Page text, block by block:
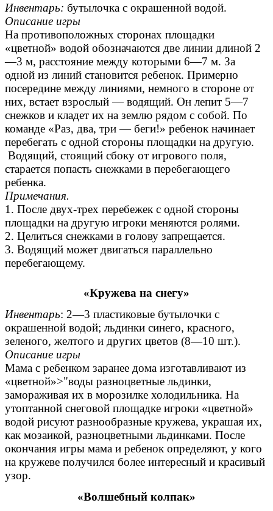
Инвентарь: бутылочка с окрашенной водой.
Описание игры
На противоположных сторонах площадки
«цветной» водой обозначаются две линии длиной 2
—3 м, расстояние между которыми 6—7 м. За
одной из линий становится ребенок. Примерно
посередине между линиями, немного в стороне от
них, встает взрослый — водящий. Он лепит 5—7
снежков и кладет их на землю рядом с собой. По
команде «Раз, два, три — беги!» ребенок начинает
перебегать с одной стороны площадки на другую.
Водящий, стоящий сбоку от игрового поля,
старается попасть снежками в перебегающего
ребенка.
Примечания.
1. После двух-трех перебежек с одной стороны
площадки на другую игроки меняются ролями.
2. Целиться снежками в голову запрещается.
3. Водящий может двигаться параллельно
перебегающему.
«Кружева на снегу»
Инвентарь: 2—3 пластиковые бутылочки с
окрашенной водой; льдинки синего, красного,
зеленого, желтого и других цветов (8—10 шт.).
Описание игры
Мама с ребенком заранее дома изготавливают из
«цветной»>"воды разноцветные льдинки,
замораживая их в морозилке холодильника. На
утоптанной снеговой площадке игроки «цветной»
водой рисуют разнообразные кружева, украшая их,
как мозаикой, разноцветными льдинками. После
окончания игры мама и ребенок определяют, у кого
на кружеве получился более интересный и красивый
узор.
«Волшебный колпак»